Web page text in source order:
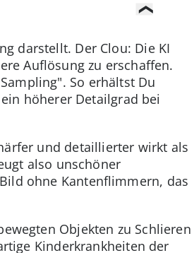
darstellt. Der Clou: Die KI
Auflösung zu erschaffen.
So erhältst Du
höherer Detailgrad bei
und detaillierter wirkt als
also unschöner
ohne Kantenflimmern, das
Objekten zu Schlieren
Kinderkrankheiten der